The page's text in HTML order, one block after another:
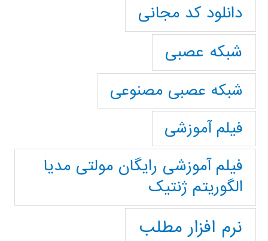
دانلود کد مجانی
شبکه عصبی
شبکه عصبی مصنوعی
فیلم آموزشی
فیلم آموزشی رایگان مولتی مدیا
الگوریتم ژنتیک
نرم افزار مطلب